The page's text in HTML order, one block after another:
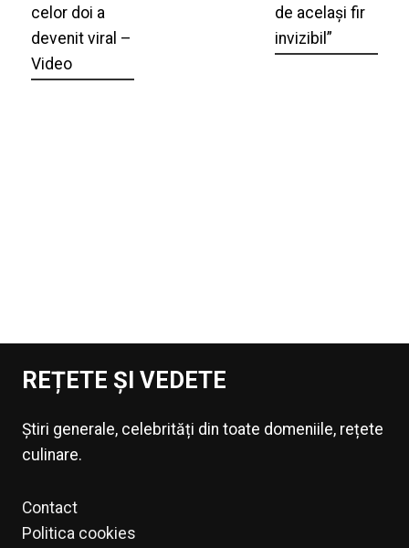
celor doi a
devenit viral –
Video
de același fir
invizibil”
REȚETE ȘI VEDETE
Știri generale, celebrități din toate domeniile, rețete
culinare.
Contact
Politica cookies